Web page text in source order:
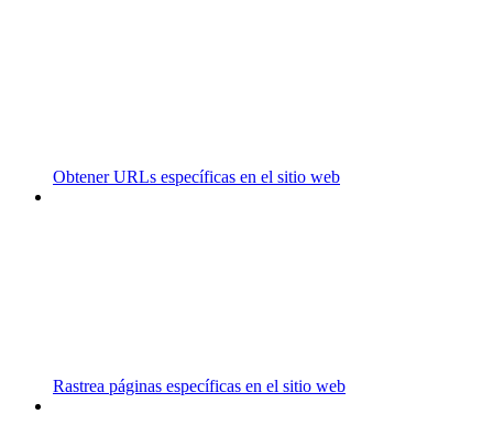
Obtener URLs específicas en el sitio web
Rastrea páginas específicas en el sitio web